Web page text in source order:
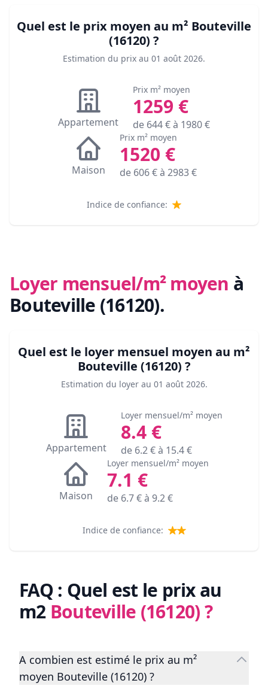
Quel est le prix moyen au m² Bouteville
(16120) ?
Estimation du prix au 01 août 2026.
Appartement
Prix m² moyen
1259 €
de 644€ à 1980€
Maison
Prix m² moyen
1520 €
de 606€ à 2983€
Indice de confiance:
Loyer mensuel/m² moyen à
Bouteville (16120).
Quel est le loyer mensuel moyen au m²
Bouteville (16120) ?
Estimation du loyer au 01 août 2026.
Appartement
Loyer mensuel/m² moyen
8.4€
de 6.2€ à 15.4€
Maison
Loyer mensuel/m² moyen
7.1 €
de 6.7€ à 9.2€
Indice de confiance:
FAQ : Quel est le prix au
m2 Bouteville (16120)?
A combien est estimé le prix au m²
moyen Bouteville (16120) ?